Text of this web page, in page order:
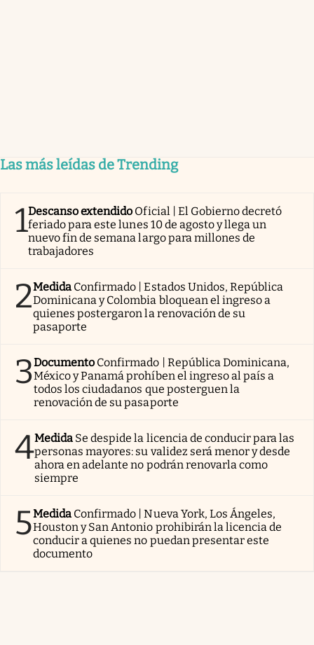
Las más leídas de Trending
1Descanso extendido Oficial | El Gobierno decretó
feriado para este lunes 10 de agosto y llega un
nuevo fin de semana largo para millones de
trabajadores
2Medida Confirmado | Estados Unidos, República
Dominicana y Colombia bloquean el ingreso a
quienes postergaron la renovación de su
pasaporte
3Documento Confirmado | República Dominicana,
México y Panamá prohíben el ingreso al país a
todos los ciudadanos que posterguen la
renovación de su pasaporte
4Medida Se despide la licencia de conducir para las
personas mayores: su validez será menor y desde
ahora en adelante no podrán renovarla como
siempre
5Medida Confirmado | Nueva York, Los Ángeles,
Houston y San Antonio prohibirán la licencia de
conducir a quienes no puedan presentar este
documento